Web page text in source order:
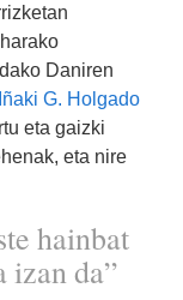
Daniren
Iñaki G. Holgado
eta gaizki
eta nire
hainbat
izan da”